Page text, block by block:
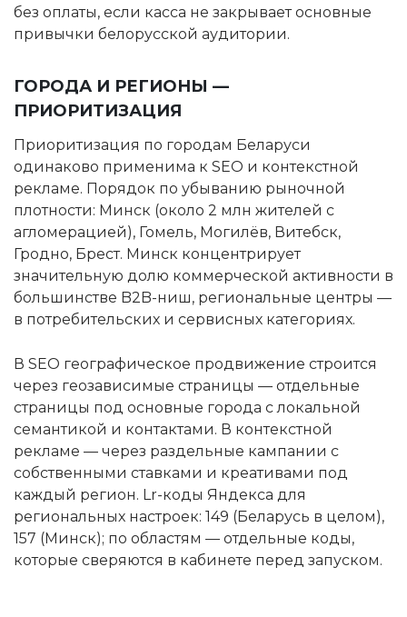
без оплаты, если касса не закрывает основные
привычки белорусской аудитории.
ГОРОДА И РЕГИОНЫ —
ПРИОРИТИЗАЦИЯ
Приоритизация по городам Беларуси
одинаково применима к SEO и контекстной
рекламе. Порядок по убыванию рыночной
плотности: Минск (около 2 млн жителей с
агломерацией), Гомель, Могилёв, Витебск,
Гродно, Брест. Минск концентрирует
значительную долю коммерческой активности в
большинстве B2B-ниш, региональные центры —
в потребительских и сервисных категориях.
В SEO географическое продвижение строится
через геозависимые страницы — отдельные
страницы под основные города с локальной
семантикой и контактами. В контекстной
рекламе — через раздельные кампании с
собственными ставками и креативами под
каждый регион. Lr-коды Яндекса для
региональных настроек: 149 (Беларусь в целом),
157 (Минск); по областям — отдельные коды,
которые сверяются в кабинете перед запуском.